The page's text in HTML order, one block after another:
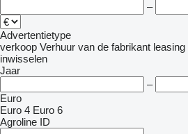
–
Advertentietype
verkoop Verhuur van de fabrikant leasing
inwisselen
Jaar
–
Euro
Euro 4 Euro 6
Agroline ID